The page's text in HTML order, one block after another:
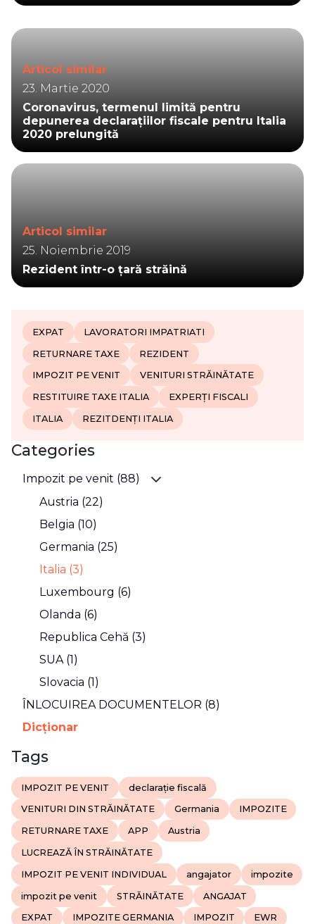
Articol similar
23. Martie 2020
Coronavirus, termenul limită pentru
depunerea declarațiilor fiscale pentru Italia
2020 prelungită
Articol similar
25. Noiembrie 2019
Rezident într-o țară străină
EXPAT LAVORATORI IMPATRIATI
RETURNARE TAXE REZIDENT
IMPOZIT PE VENIT VENITURI STRĂINĂTATE
RESTITUIRE TAXE ITALIA EXPERȚI FISCALI
ITALIA REZITDENȚI ITALIA
Categories
Impozit pe venit (88)
Austria (22)
Belgia (10)
Germania (25)
Italia (3)
Luxembourg (6)
Olanda (6)
Republica Cehă (3)
SUA (1)
Slovacia (1)
ÎNLOCUIREA DOCUMENTELOR (8)
Dicţionar
Tags
IMPOZIT PE VENIT declarație fiscală
VENITURI DIN STRĂINĂTATE Germania IMPOZITE
RETURNARE TAXE APP Austria
LUCREAZĂ ÎN STRĂINĂTATE
IMPOZIT PE VENIT INDIVIDUAL angajator impozite
impozit pe venit STRĂINĂTATE ANGAJAT
EXPAT IMPOZITE GERMANIA IMPOZIT EWR